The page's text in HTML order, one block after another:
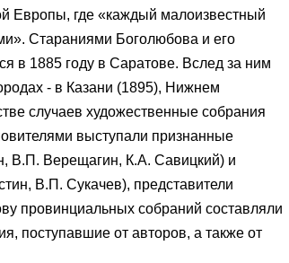
Европы, где «каждый малоизвестный
Стараниями Боголюбова и его
в 1885 году в Саратове. Вслед за ним
- в Казани (1895), Нижнем
случаев художественные собрания
выступали признанные
В.П. Верещагин, К.А. Савицкий) и
В.П. Сукачев), представители
провинциальных собраний составляли
поступавшие от авторов, а также от